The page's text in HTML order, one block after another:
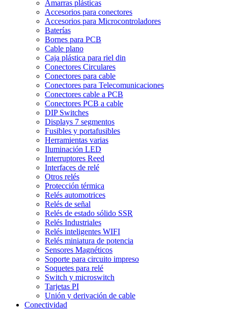
Amarras plásticas
Accesorios para conectores
Accesorios para Microcontroladores
Baterías
Bornes para PCB
Cable plano
Caja plástica para riel din
Conectores Circulares
Conectores para cable
Conectores para Telecomunicaciones
Conectores cable a PCB
Conectores PCB a cable
DIP Switches
Displays 7 segmentos
Fusibles y portafusibles
Herramientas varias
Iluminación LED
Interruptores Reed
Interfaces de relé
Otros relés
Protección térmica
Relés automotrices
Relés de señal
Relés de estado sólido SSR
Relés Industriales
Relés inteligentes WIFI
Relés miniatura de potencia
Sensores Magnéticos
Soporte para circuito impreso
Soquetes para relé
Switch y microswitch
Tarjetas PI
Unión y derivación de cable
Conectividad